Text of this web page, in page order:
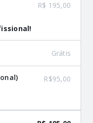
R$ 195,00
Grátis
R$95,00